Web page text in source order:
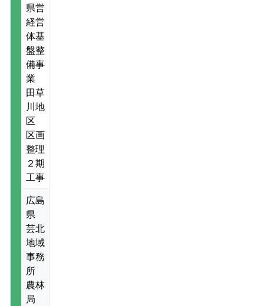
県営
経営
体基
盤整
備事
業
田草
川地
区
区画
整理
２期
工事
広島
県
芸北
地域
事務
所
農林
局